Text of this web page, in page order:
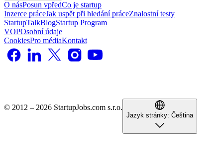
O násPosun vpředCo je startup
Inzerce práceJak uspět při hledání práceZnalostní testy
StartupTalkBlogStartup Program
VOPOsobní údaje
CookiesPro médiaKontakt
© 2012 – 2026 StartupJobs.com s.r.o.
Jazyk stránky: Čeština